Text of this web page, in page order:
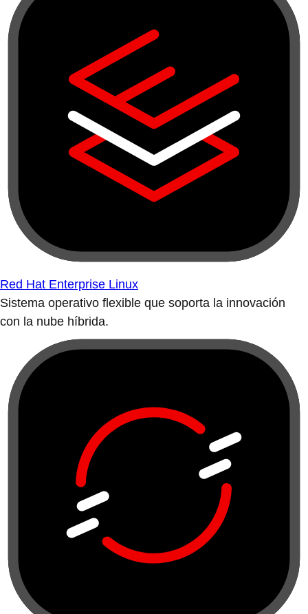
Red Hat Enterprise Linux
Sistema operativo flexible que soporta la innovación
con la nube híbrida.